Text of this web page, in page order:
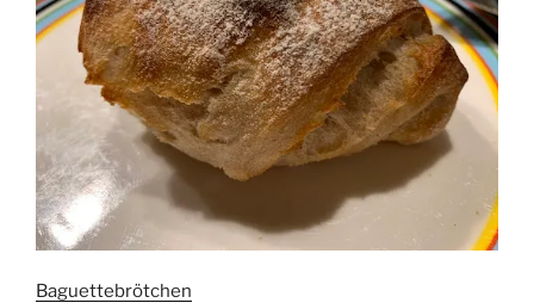
Baguettebrötchen